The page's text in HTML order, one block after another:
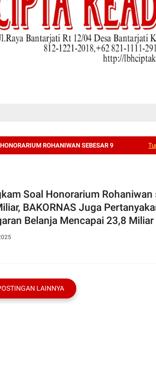
ROHANIWAN SEBESAR 9
Soal Honorarium Rohaniwan
BAKORNAS Juga
Belanja Mencapai 23,8 Miliar
Daerah Depok
LAINNYA